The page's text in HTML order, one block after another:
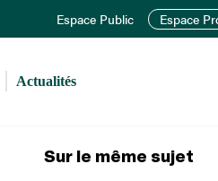
Espace Public Espace
Actualités
Sur le même sujet